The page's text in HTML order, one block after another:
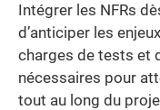
Intégrer les NFRs
d’anticiper les
charges de tests et
nécessaires pour
tout au long du